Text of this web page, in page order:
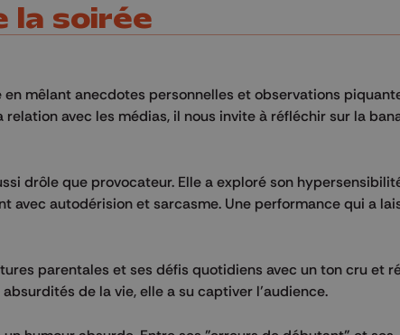
la soirée
en mêlant anecdotes personnelles et observations
avec les médias, il nous invite à réfléchir sur la
drôle que provocateur. Elle a exploré son
avec autodérision et sarcasme. Une performance qui a
parentales et ses défis quotidiens avec un ton cru et
de la vie, elle a su captiver l’audience.